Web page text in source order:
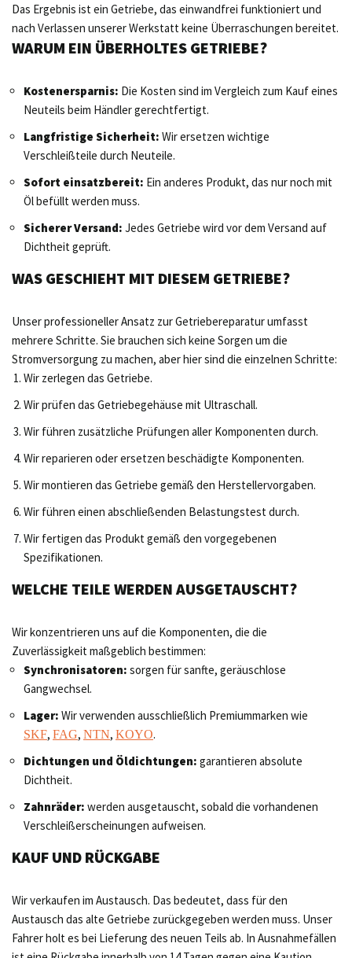
Das Ergebnis ist ein Getriebe, das einwandfrei funktioniert und
nach Verlassen unserer Werkstatt keine Überraschungen bereitet.
WARUM EIN ÜBERHOLTES GETRIEBE?
Kostenersparnis: Die Kosten sind im Vergleich zum Kauf eines
Neuteils beim Händler gerechtfertigt.
Langfristige Sicherheit: Wir ersetzen wichtige
Verschleißteile durch Neuteile.
Sofort einsatzbereit: Ein anderes Produkt, das nur noch mit
Öl befüllt werden muss.
Sicherer Versand: Jedes Getriebe wird vor dem Versand auf
Dichtheit geprüft.
WAS GESCHIEHT MIT DIESEM GETRIEBE?
Unser professioneller Ansatz zur Getriebereparatur umfasst
mehrere Schritte. Sie brauchen sich keine Sorgen um die
Stromversorgung zu machen, aber hier sind die einzelnen Schritte:
Wir zerlegen das Getriebe.
Wir prüfen das Getriebegehäuse mit Ultraschall.
Wir führen zusätzliche Prüfungen aller Komponenten durch.
Wir reparieren oder ersetzen beschädigte Komponenten.
Wir montieren das Getriebe gemäß den Herstellervorgaben.
Wir führen einen abschließenden Belastungstest durch.
Wir fertigen das Produkt gemäß den vorgegebenen
Spezifikationen.
WELCHE TEILE WERDEN AUSGETAUSCHT?
Wir konzentrieren uns auf die Komponenten, die die
Zuverlässigkeit maßgeblich bestimmen:
Synchronisatoren: sorgen für sanfte, geräuschlose
Gangwechsel.
Lager: Wir verwenden ausschließlich Premiummarken wie
SKF, FAG, NTN, KOYO.
Dichtungen und Öldichtungen: garantieren absolute
Dichtheit.
Zahnräder: werden ausgetauscht, sobald die vorhandenen
Verschleißerscheinungen aufweisen.
KAUF UND RÜCKGABE
Wir verkaufen im Austausch. Das bedeutet, dass für den
Austausch das alte Getriebe zurückgegeben werden muss. Unser
Fahrer holt es bei Lieferung des neuen Teils ab. In Ausnahmefällen